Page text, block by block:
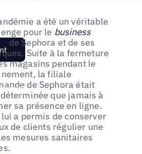
a été un véritable
pour le business
de Sephora et de ses
Suite à la fermeture
magasins pendant le
la filiale
de Sephora était
que jamais à
sa présence en ligne.
lui a permis de conserver
de clients régulier une
mesures sanitaires